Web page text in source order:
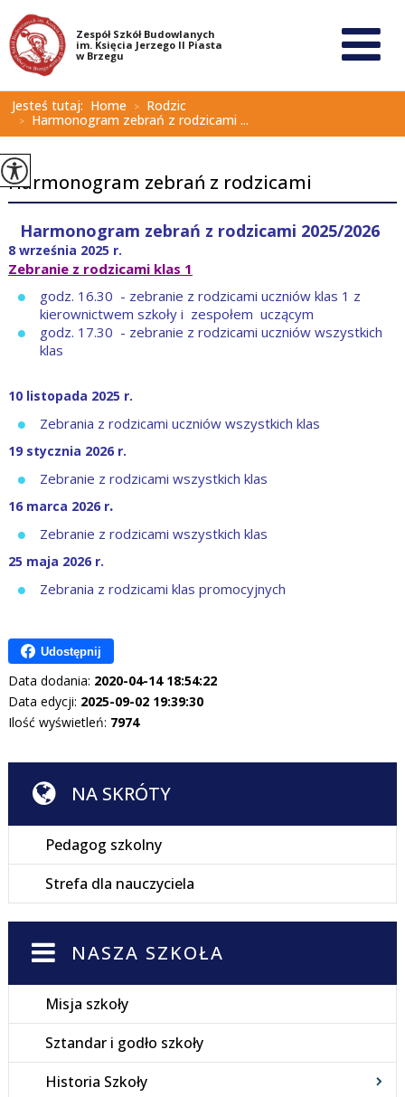
Jesteś tutaj: Home > Rodzic
> Harmonogram zebrań z rodzicami ...
Harmonogram zebrań z rodzicami
Harmonogram zebrań z rodzicami 2025/2026
8 września 2025 r.
Zebranie z rodzicami klas 1
godz. 16.30 - zebranie z rodzicami uczniów klas 1 z
kierownictwem szkoły i zespołem uczącym
godz. 17.30 - zebranie z rodzicami uczniów wszystkich
klas
10 listopada 2025 r.
Zebrania z rodzicami uczniów wszystkich klas
19 stycznia 2026 r.
Zebranie z rodzicami wszystkich klas
16 marca 2026 r.
Zebranie z rodzicami wszystkich klas
25 maja 2026 r.
Zebrania z rodzicami klas promocyjnych
Udostępnij
Data dodania: 2020-04-14 18:54:22
Data edycji: 2025-09-02 19:39:30
Ilość wyświetleń: 7974
NA SKRÓTY
Pedagog szkolny
Strefa dla nauczyciela
NASZA SZKOŁA
Misja szkoły
Sztandar i godło szkoły
Historia Szkoły